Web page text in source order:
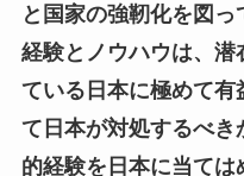
と国家の強靭化を図
経験とノウハウは、
ている日本に極めて有
て日本が対処するべ
的経験を日本に当ては